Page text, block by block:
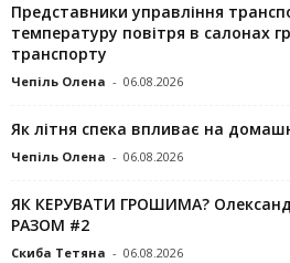
Представники управління
температуру повітря в салонах
транспорту
Чепіль Олена - 06.08.2026
Як літня спека впливає на
Чепіль Олена - 06.08.2026
ЯК КЕРУВАТИ ГРОШИМА?
РАЗОМ #2
Скиба Тетяна - 06.08.2026